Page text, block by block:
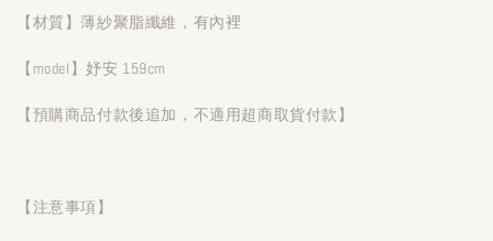
【材質】薄紗聚脂纖維，有內裡
【model】妤安 159cm
【預購商品付款後追加，不適用超商取貨付款】
【注意事項】